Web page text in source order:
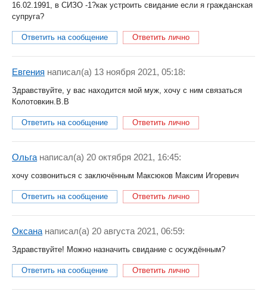
16.02.1991, в СИЗО -1?как устроить свидание если я гражданская
супруга?
Ответить на сообщение Ответить лично
Евгения написал(a) 13 ноября 2021, 05:18:
Здравствуйте, у вас находится мой муж, хочу с ним связаться
Колотовкин.В.В
Ответить на сообщение Ответить лично
Ольга написал(a) 20 октября 2021, 16:45:
хочу созвониться с заключённым Максюков Максим Игоревич
Ответить на сообщение Ответить лично
Оксана написал(a) 20 августа 2021, 06:59:
Здравствуйте! Можно назначить свидание с осуждённым?
Ответить на сообщение Ответить лично